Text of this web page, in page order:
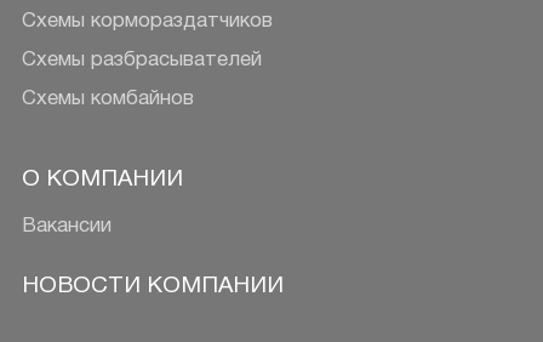
Схемы кормораздатчиков
Схемы разбрасывателей
Схемы комбайнов
О КОМПАНИИ
Вакансии
НОВОСТИ КОМПАНИИ